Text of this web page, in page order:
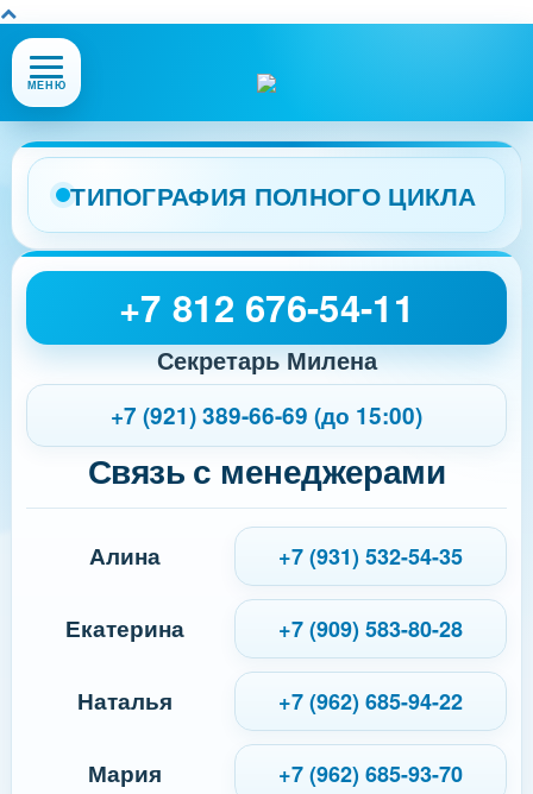
Открыть
или
меню
сайта
МЕНЮ
ТИПОГРАФИЯ ПОЛНОГО ЦИКЛА
+7 812 676-54-11
Секретарь Милена
+7 (921) 389-66-69 (до 15:00)
Связь с менеджерами
Алина +7 (931) 532-54-35
Екатерина +7 (909) 583-80-28
Наталья +7 (962) 685-94-22
Мария +7 (962) 685-93-70